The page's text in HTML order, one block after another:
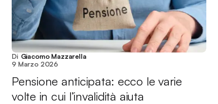
Di Giacomo Mazzarella
9 Marzo 2026
Pensione anticipata: ecco le varie
volte in cui l’invalidità aiuta